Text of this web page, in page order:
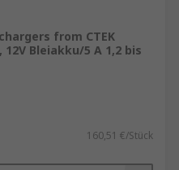
from CTEK
12V Bleiakku/5 A 1,2 bis
160,51 €/Stück